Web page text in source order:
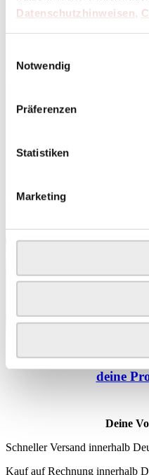
Datenschutzhinweisen,
Notwendig
Präferenzen
Statistiken
Marketing
deine
Deine
Schneller Versand innerhalb
Kauf auf Rechnung innerhalb